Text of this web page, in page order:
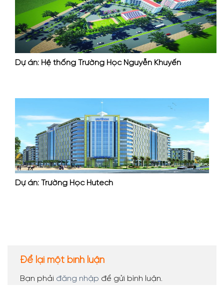
Dự án: Hệ thống Trường Học Nguyễn Khuyến
Dự án: Trường Học Hutech
Để lại một bình luận
Bạn phải đăng nhập để gửi bình luận.